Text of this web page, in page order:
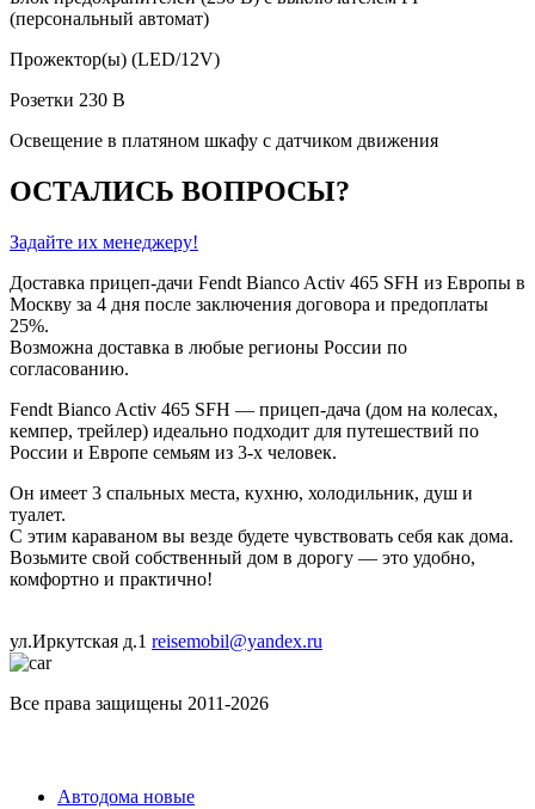
(персональный автомат)
Прожектор(ы) (LED/12V)
Розетки 230 В
Освещение в платяном шкафу с датчиком движения
ОСТАЛИСЬ ВОПРОСЫ?
Задайте их менеджеру!
Доставка прицеп-дачи Fendt Bianco Activ 465 SFH из Европы в
Москву за 4 дня после заключения договора и предоплаты
25%.
Возможна доставка в любые регионы России по
согласованию.
Fendt Bianco Activ 465 SFH — прицеп-дача (дом на колесах,
кемпер, трейлер) идеально подходит для путешествий по
России и Европе семьям из 3-х человек.
Он имеет 3 спальных места, кухню, холодильник, душ и
туалет.
С этим караваном вы везде будете чувствовать себя как дома.
Возьмите свой собственный дом в дорогу — это удобно,
комфортно и практично!
ул.Иркутская д.1 reisemobil@yandex.ru
Все права защищены 2011-2026
Автодома новые